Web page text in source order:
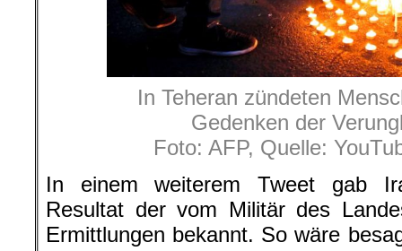
In Teheran zündeten
Gedenken der
Foto: AFP, Quelle:
In einem weiterem Tweet gab
Resultat der vom Militär des
Ermittlungen bekannt. So wäre